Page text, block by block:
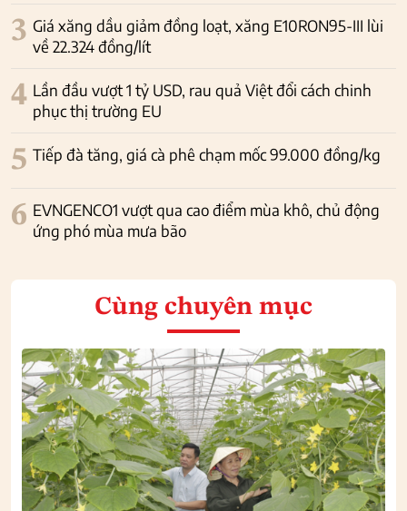
3 Giá xăng dầu giảm đồng loạt, xăng E10RON95-III lùi
về 22.324 đồng/lít
4 Lần đầu vượt 1 tỷ USD, rau quả Việt đổi cách chinh
phục thị trường EU
5 Tiếp đà tăng, giá cà phê chạm mốc 99.000 đồng/kg
6 EVNGENCO1 vượt qua cao điểm mùa khô, chủ động
ứng phó mùa mưa bão
Cùng chuyên mục